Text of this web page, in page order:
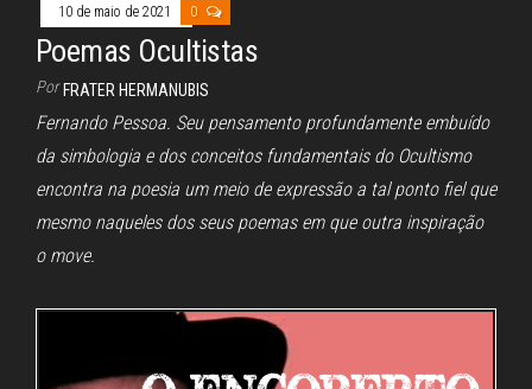
10 de maio de 2021 0
Poemas Ocultistas
Por FRATER HERMANUBIS
Fernando Pessoa. Seu pensamento profundamente embuído
da simbologia e dos conceitos fundamentais do Ocultismo
encontra na poesia um meio de expressão a tal ponto fiel que
mesmo naqueles dos seus poemas em que outra inspiração
o move.